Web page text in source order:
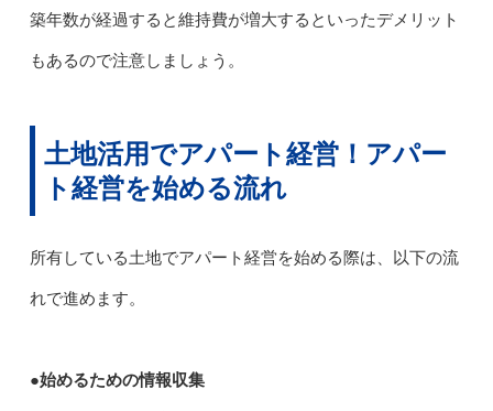
築年数が経過すると維持費が増大するといったデメリット
もあるので注意しましょう。
土地活用でアパート経営！アパー
ト経営を始める流れ
所有している土地でアパート経営を始める際は、以下の流
れで進めます。
●始めるための情報収集